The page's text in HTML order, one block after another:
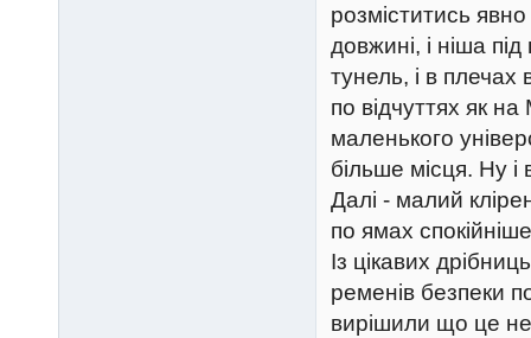
розміститись
довжині, і ніша
тунель, і в
по відчуттях як
маленького
більше місця. Ну і
Далі - малий
по ямах
Із цікавих
ременів безпеки
вирішили що це не